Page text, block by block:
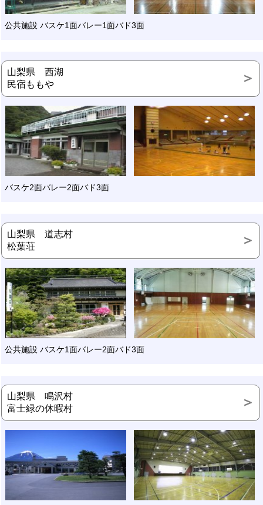
公共施設 バスケ1面バレー1面バド3面
山梨県 西湖
民宿ももや
バスケ2面バレー2面バド3面
山梨県 道志村
松葉荘
公共施設 バスケ1面バレー2面バド3面
山梨県 鳴沢村
富士緑の休暇村